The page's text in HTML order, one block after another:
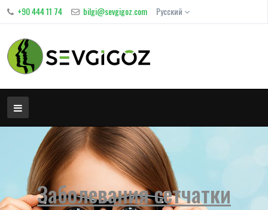
+90 444 11 74 bilgi@sevgigoz.com Русский
Заболевания сетчатки